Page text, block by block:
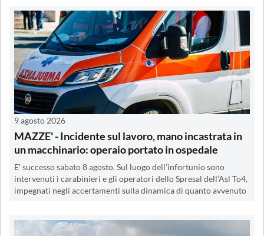
9 agosto 2026
MAZZE' - Incidente sul lavoro, mano incastrata in
un macchinario: operaio portato in ospedale
E' successo sabato 8 agosto. Sul luogo dell’infortunio sono
intervenuti i carabinieri e gli operatori dello Spresal dell’Asl To4,
impegnati negli accertamenti sulla dinamica di quanto avvenuto